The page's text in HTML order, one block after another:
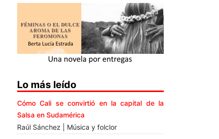
Lo más leído
Cómo Cali se convirtió en la capital de la
Salsa en Sudamérica
Raúl Sánchez | Música y folclor